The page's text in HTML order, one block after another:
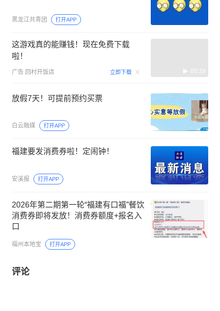
黑龙江共青团 打开APP
这游戏真的能赚钱！现在免费下载
啦！
广告 回村开饭店 立即下载 00:29
放假7天！可提前预约买票
白云融媒 打开APP
福建要发消费券啦！定闹钟！
安溪报 打开APP
2026年第二期第一轮“福建有口福”餐饮
消费券即将发放！消费券额度+报名入
口
福州本地宝 打开APP
评论